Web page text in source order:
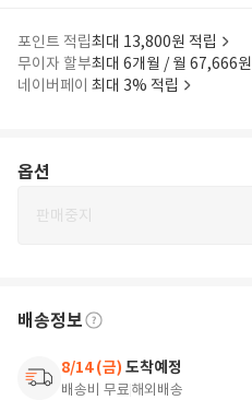
포인트 적립최대 13,800원 적립
무이자 할부최대 6개월 / 월 67,666원
네이버페이 최대 3% 적립
옵션
판매중지
배송정보
8/14 (금) 도착예정
배송비 무료해외배송